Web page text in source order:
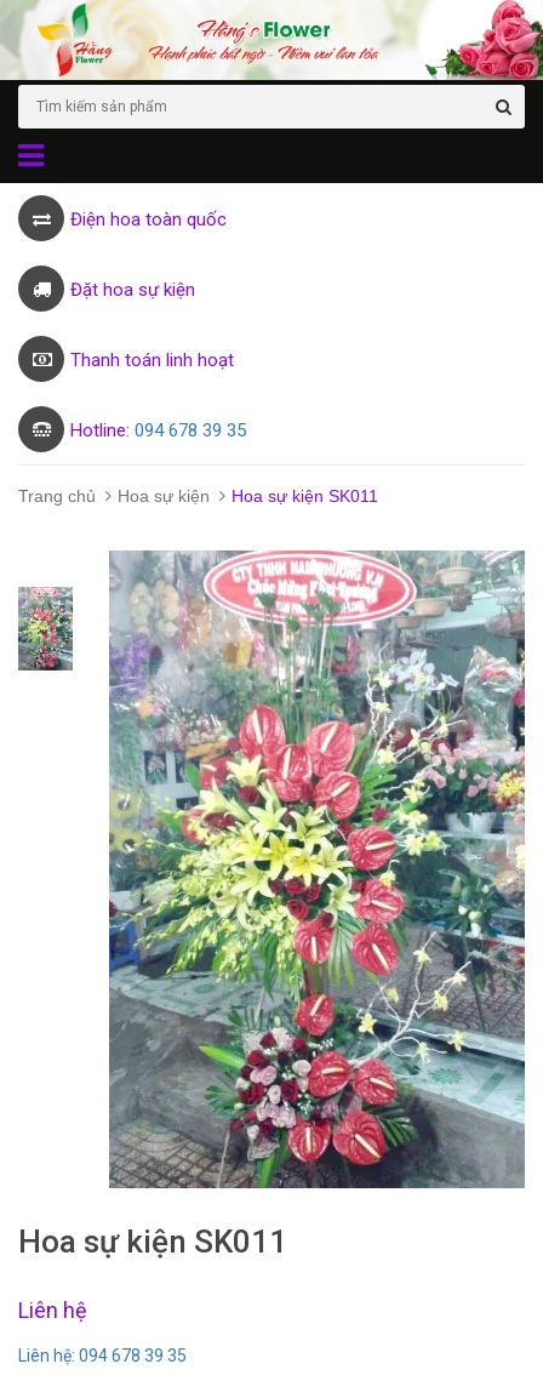
Điện hoa toàn quốc
Đặt hoa sự kiện
Thanh toán linh hoạt
Hotline: 094 678 39 35
Trang chủ Hoa sự kiện Hoa sự kiện SK011
Hoa sự kiện SK011
Liên hệ
Liên hệ: 094 678 39 35